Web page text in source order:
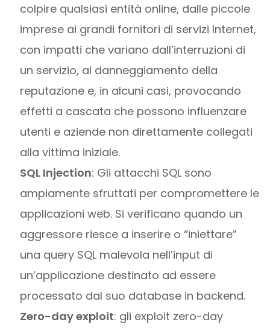
colpire qualsiasi entità online, dalle piccole
imprese ai grandi fornitori di servizi Internet,
con impatti che variano dall’interruzioni di
un servizio, al danneggiamento della
reputazione e, in alcuni casi, provocando
effetti a cascata che possono influenzare
utenti e aziende non direttamente collegati
alla vittima iniziale.
SQL Injection: Gli attacchi SQL sono
ampiamente sfruttati per compromettere le
applicazioni web. Si verificano quando un
aggressore riesce a inserire o “iniettare”
una query SQL malevola nell’input di
un’applicazione destinato ad essere
processato dal suo database in backend.
Zero-day exploit: gli exploit zero-day